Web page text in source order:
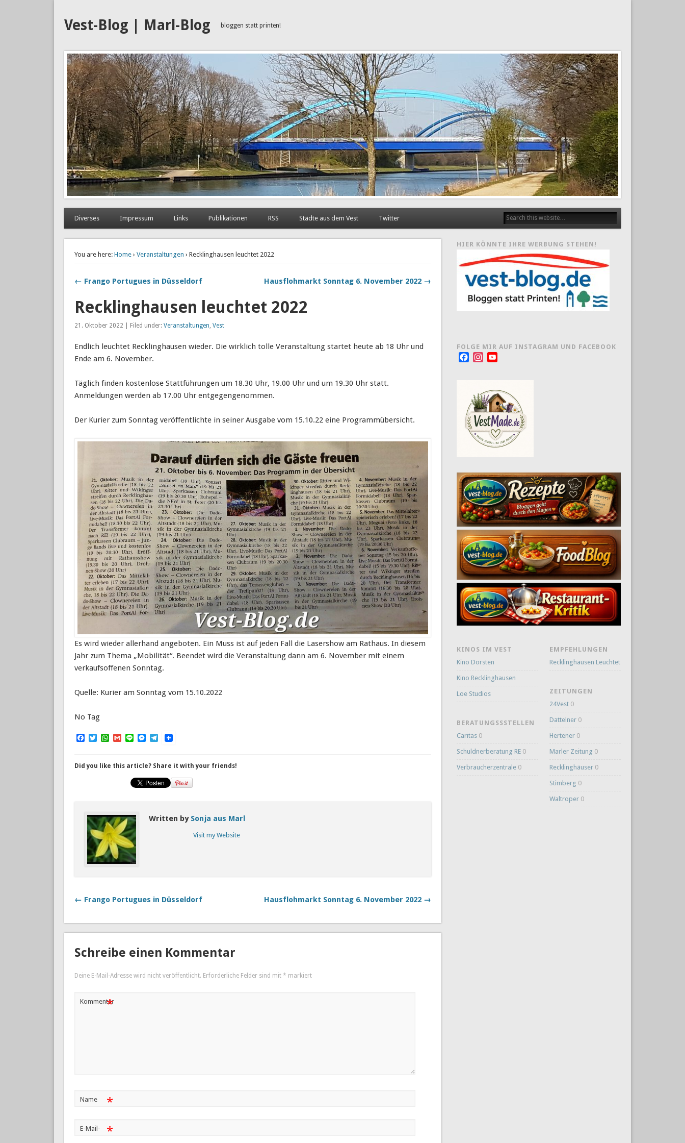
Vest-Blog | Marl-Blog bloggen statt printen!
Diverses Impressum Links Publikationen RSS Städte aus dem Vest Twitter
You are here: Home› Veranstaltungen › Recklinghausen leuchtet 2022
← Frango Portugues in Düsseldorf Hausflohmarkt Sonntag 6. November 2022 →
Recklinghausen leuchtet 2022
21. Oktober 2022 | Filed under: Veranstaltungen, Vest
Endlich leuchtet Recklinghausen wieder. Die wirklich tolle Veranstaltung startet heute ab 18 Uhr und
Ende am 6. November.
Täglich finden kostenlose Stattführungen um 18.30 Uhr, 19.00 Uhr und um 19.30 Uhr statt.
Anmeldungen werden ab 17.00 Uhr entgegengenommen.
Der Kurier zum Sonntag veröffentlichte in seiner Ausgabe vom 15.10.22 eine Programmübersicht.
Es wird wieder allerhand angeboten. Ein Muss ist auf jeden Fall die Lasershow am Rathaus. In diesem
Jahr zum Thema „Mobilität“. Beendet wird die Veranstaltung dann am 6. November mit einem
verkaufsoffenen Sonntag.
Quelle: Kurier am Sonntag vom 15.10.2022
No Tag
Facebook
TwitterWhatsApp
Gmail
LineMessenger
Telegram
Did you like this article? Share it with your friends!
Written by Sonja aus Marl
Visit my Website
← Frango Portugues in Düsseldorf Hausflohmarkt Sonntag 6. November 2022 →
Schreibe einen Kommentar
Deine E-Mail-Adresse wird nicht veröffentlicht. Erforderliche Felder sind mit * markiert
Kommentar
*
Name *
E-Mail- *
HIER KÖNNTE IHRE WERBUNG STEHEN!
FOLGE MIR AUF INSTAGRAM UND FACEBOOK
FacebookInstagram
KINOS IM VEST
Kino Dorsten
Kino Recklinghausen
Loe Studios
BERATUNGSSSTELLEN
Caritas 0
Schuldnerberatung RE 0
Verbraucherzentrale 0
EMPFEHLUNGEN
Recklinghausen Leuchtet
ZEITUNGEN
24Vest 0
Dattelner 0
Hertener 0
Marler Zeitung 0
Recklinghäuser 0
Stimberg 0
Waltroper 0